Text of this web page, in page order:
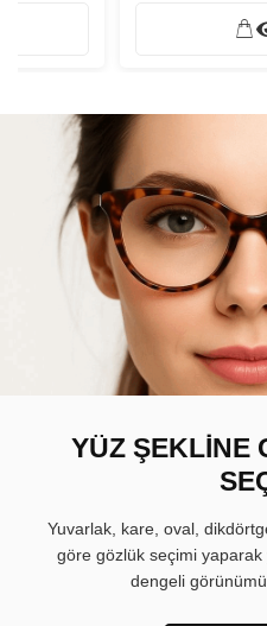
YÜZ ŞEKLİNE
Yuvarlak, kare, oval,
göre gözlük seçimi yaparak
dengeli